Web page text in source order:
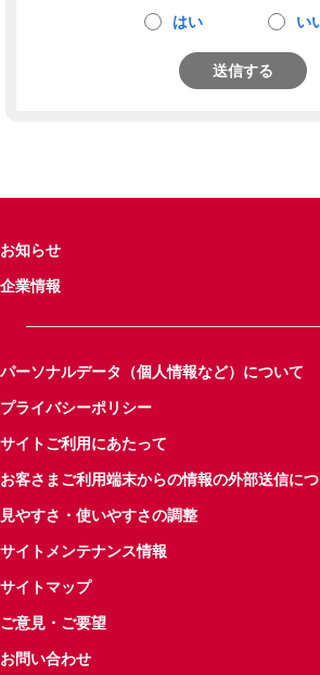
はい い
送信する
お知らせ
企業情報
パーソナルデータ（個人情報など）について
プライバシーポリシー
サイトご利用にあたって
お客さまご利用端末からの情報の外部送信に
見やすさ・使いやすさの調整
サイトメンテナンス情報
サイトマップ
ご意見・ご要望
お問い合わせ